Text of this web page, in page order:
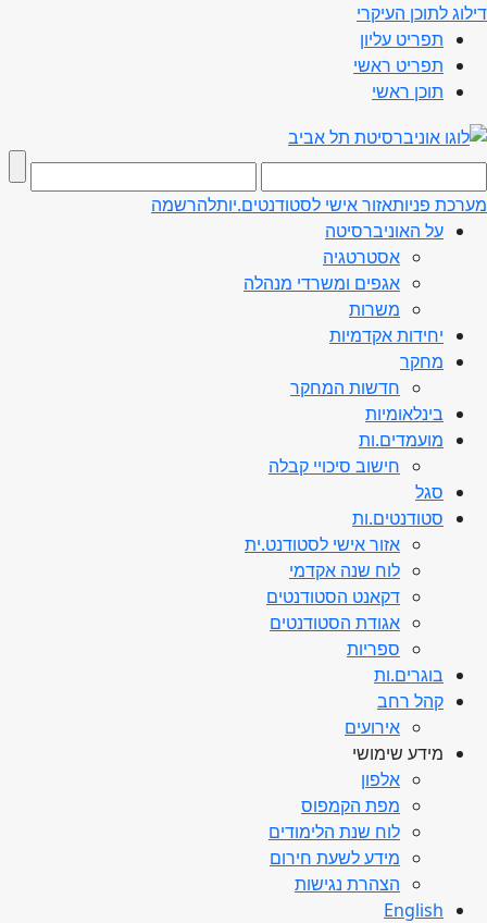
דילוג לתוכן העיקרי
תפריט עליון
תפריט ראשי
תוכן ראשי
מערכת פניותאזור אישי לסטודנטים.יותלהרשמה
על האוניברסיטה
אסטרטגיה
אגפים ומשרדי מנהלה
משרות
יחידות אקדמיות
מחקר
חדשות המחקר
בינלאומיות
מועמדים.ות
חישוב סיכויי קבלה
סגל
סטודנטים.ות
אזור אישי לסטודנט.ית
לוח שנה אקדמי
דקאנט הסטודנטים
אגודת הסטודנטים
ספריות
בוגרים.ות
קהל רחב
אירועים
מידע שימושי
אלפון
מפת הקמפוס
לוח שנת הלימודים
מידע לשעת חירום
הצהרת נגישות
English